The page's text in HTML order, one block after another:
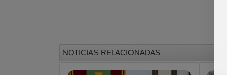
NOTICIAS RELACIONADAS